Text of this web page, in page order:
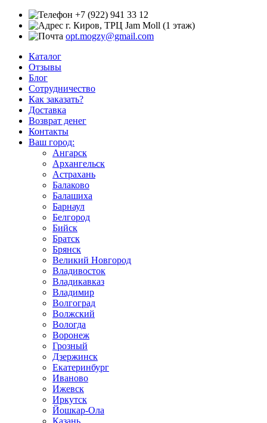
+7 (922) 941 33 12
г. Киров, ТРЦ Jam Moll (1 этаж)
opt.mogzy@gmail.com
Каталог
Отзывы
Блог
Сотрудничество
Как заказать?
Доставка
Возврат денег
Контакты
Ваш город:
Ангарск
Архангельск
Астрахань
Балаково
Балашиха
Барнаул
Белгород
Бийск
Братск
Брянск
Великий Новгород
Владивосток
Владикавказ
Владимир
Волгоград
Волжский
Вологда
Воронеж
Грозный
Дзержинск
Екатеринбург
Иваново
Ижевск
Иркутск
Йошкар-Ола
Казань